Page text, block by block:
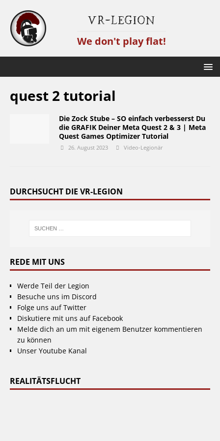
VR-Legion
We don't play flat!
quest 2 tutorial
Die Zock Stube – SO einfach verbesserst Du
die GRAFIK Deiner Meta Quest 2 & 3 | Meta
Quest Games Optimizer Tutorial
26. August 2023 Video-Legionär
DURCHSUCHT DIE VR-LEGION
REDE MIT UNS
Werde Teil der Legion
Besuche uns im Discord
Folge uns auf Twitter
Diskutiere mit uns auf Facebook
Melde dich an um mit eigenem Benutzer kommentieren
zu können
Unser Youtube Kanal
REALITÄTSFLUCHT